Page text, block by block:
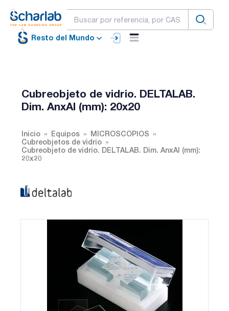
Resto del Mundo
Cubreobjeto de vidrio. DELTALAB.
Dim. AnxAl (mm): 20x20
Inicio Equipos
MICROSCOPIOS
Cubreobjetos de vidrio
Cubreobjeto de vidrio. DELTALAB. Dim. AnxAl (mm):
20x20